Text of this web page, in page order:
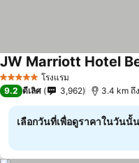
5 ดาว โรงแรม
JW Marriott Hotel
9.2 ดีเลิศ 3,962 3.4 km ถึ
เลือกวันที่เพื่อดูราคาในวันนั้